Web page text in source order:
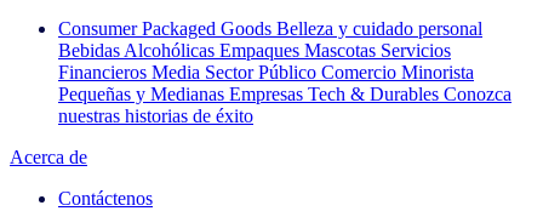
Consumer Packaged Goods Belleza y cuidado personal
Bebidas Alcohólicas Empaques Mascotas Servicios
Financieros Media Sector Público Comercio Minorista
Pequeñas y Medianas Empresas Tech & Durables Conozca
nuestras historias de éxito
Acerca de
Contáctenos